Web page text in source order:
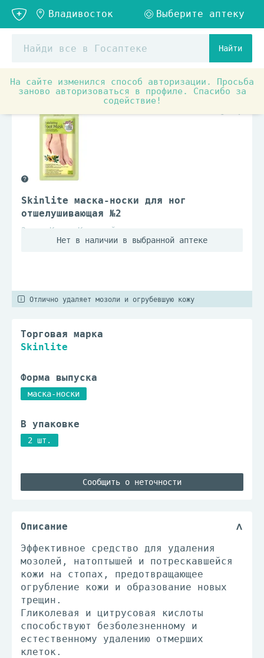
Найти
На сайте изменился способ авторизации. Просьба
заново авторизоваться в профиле. Спасибо за
содействие!
Товары для красоты и здоровья Средства по уходу
Skinlite маска-носки для ног
отшелушивающая №2
Эдвин Корея Корпорейшн
Отлично удаляет мозоли и огрубевшую кожу
Торговая марка
Skinlite
Форма выпуска
маска-носки
В упаковке
2 шт.
Сообщить о неточности
Описание
Эффективное средство для удаления
мозолей, натоптышей и потрескавшейся
кожи на стопах, предотвращающее
огрубление кожи и образование новых
трещин.
Гликолевая и цитрусовая кислоты
способствуют безболезненному и
естественному удалению отмерших
клеток.